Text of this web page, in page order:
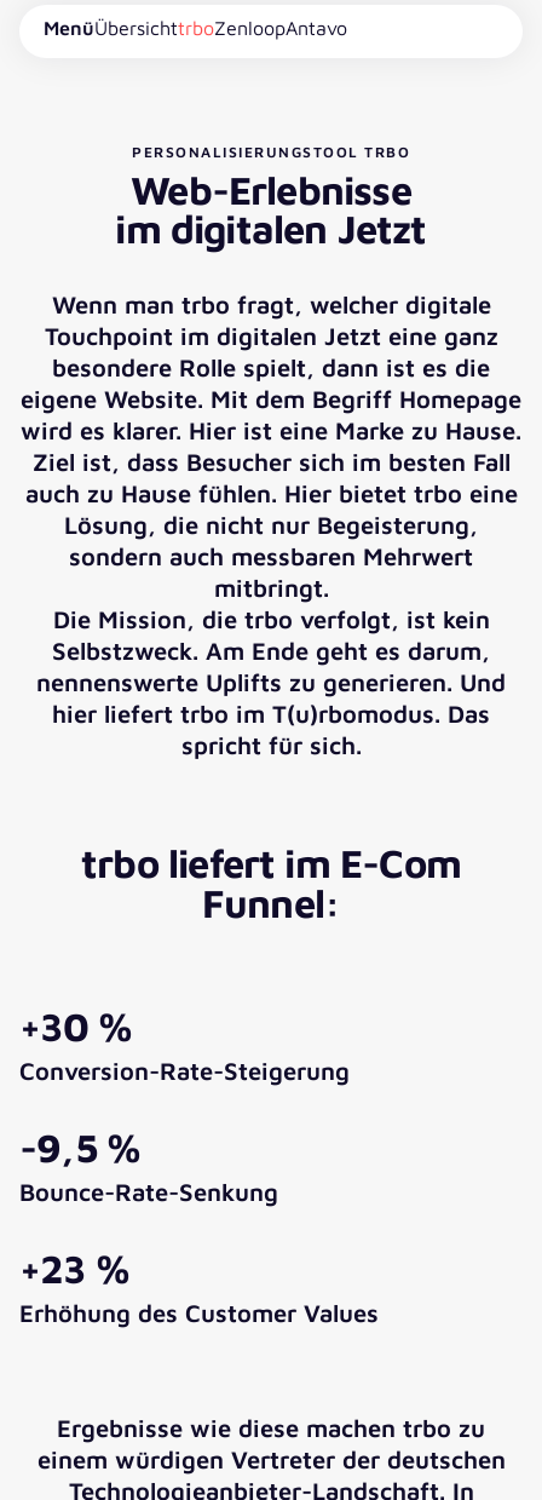
MenüÜbersichttrboZenloopAntavo
PERSONALISIERUNGSTOOL TRBO
Web-Erlebnisse
im digitalen Jetzt
Wenn man trbo fragt, welcher digitale
Touchpoint im digitalen Jetzt eine ganz
besondere Rolle spielt, dann ist es die
eigene Website. Mit dem Begriff Homepage
wird es klarer. Hier ist eine Marke zu Hause.
Ziel ist, dass Besucher sich im besten Fall
auch zu Hause fühlen. Hier bietet trbo eine
Lösung, die nicht nur Begeisterung,
sondern auch messbaren Mehrwert
mitbringt.
Die Mission, die trbo verfolgt, ist kein
Selbstzweck. Am Ende geht es darum,
nennenswerte Uplifts zu generieren. Und
hier liefert trbo im T(u)rbomodus. Das
spricht für sich.
trbo liefert im E-Com
Funnel:
+30 %
Conversion-Rate-Steigerung
-9,5 %
Bounce-Rate-Senkung
+23 %
Erhöhung des Customer Values
Ergebnisse wie diese machen trbo zu
einem würdigen Vertreter der deutschen
Technologieanbieter-Landschaft. In